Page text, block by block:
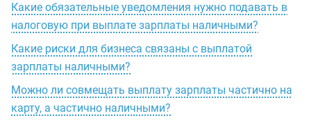
Какие обязательные уведомления нужно подавать в
налоговую при выплате зарплаты наличными?
Какие риски для бизнеса связаны с выплатой
зарплаты наличными?
Можно ли совмещать выплату зарплаты частично на
карту, а частично наличными?